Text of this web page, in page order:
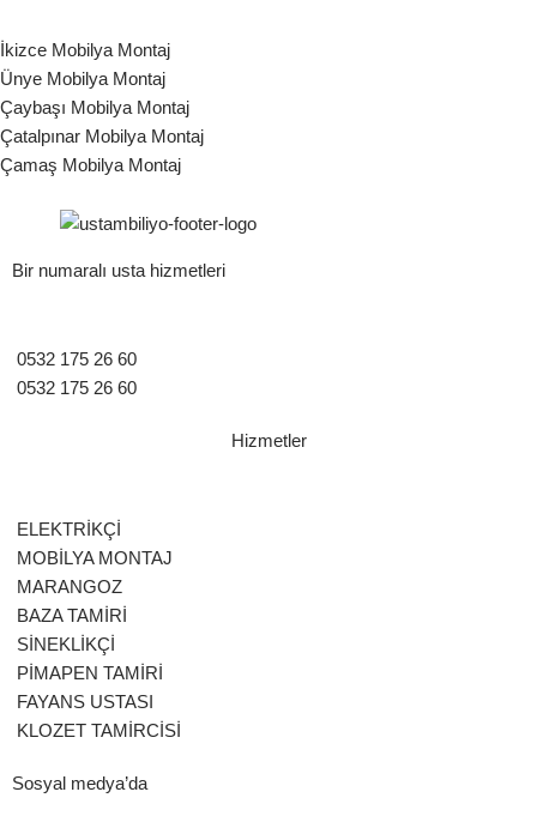
İkizce Mobilya Montaj
Ünye Mobilya Montaj
Çaybaşı Mobilya Montaj
Çatalpınar Mobilya Montaj
Çamaş Mobilya Montaj
Bir numaralı usta hizmetleri
0532 175 26 60
0532 175 26 60
Hizmetler
ELEKTRİKÇİ
MOBİLYA MONTAJ
MARANGOZ
BAZA TAMİRİ
SİNEKLİKÇİ
PİMAPEN TAMİRİ
FAYANS USTASI
KLOZET TAMİRCİSİ
Sosyal medya’da